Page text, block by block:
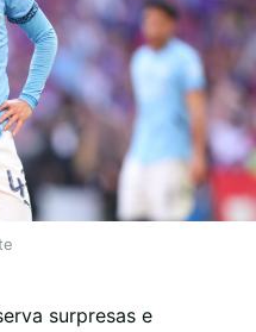
surpresas e